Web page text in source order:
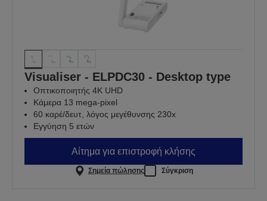
Visualiser - ELPDC30 - Desktop type
Οπτικοποιητής 4K UHD
Κάμερα 13 mega-pixel
60 καρέ/δευτ, λόγος μεγέθυνσης 230x
Εγγύηση 5 ετών
Αίτημα για επιστροφή κλήσης
Σημεία πώλησης Σύγκριση